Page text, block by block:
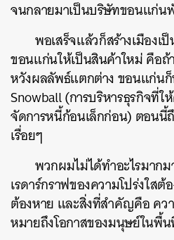
จนกลายมาเป็นบริษัทขอนแก่น
พอเสร็จแล้วก็สร้างเมืองเ
ขอนแก่นให้เป็นสินค้าใหม่ คือถ้
หวังผลลัพธ์แตกต่าง ขอนแก่น
Snowball (การบริหารธุรกิจที่
จัดการหนี้ก้อนเล็กก่อน) ตอนนี้
เรื่อยๆ
พวกผมไม่ได้ทำอะไรมาก
เรดาร์กราฟของความโปร่งใส
ต้องหาย และสิ่งที่สำคัญคือ คว
หมายถึงโอกาสของมนุษย์ในพื้